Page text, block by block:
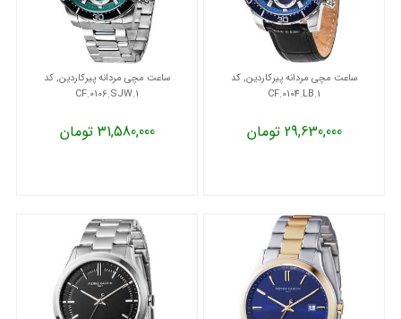
ساعت مچی مردانه پیرکاردین, کد
CF.0104.LB.1
29,630,000 تومان
ساعت مچی مردانه پیرکاردین, کد
CF.0106.SJW.1
31,580,000 تومان